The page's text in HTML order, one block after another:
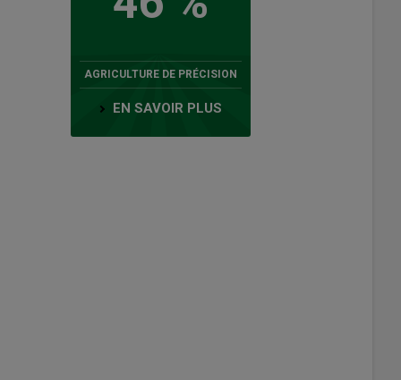
AGRICULTURE DE PRÉCISION
EN SAVOIR PLUS